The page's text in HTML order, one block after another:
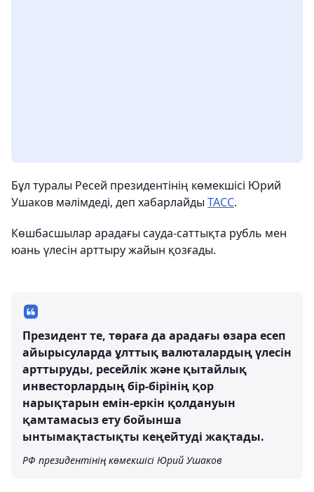
Бұл туралы Ресей президентінің көмекшісі Юрий
Ушаков мәлімдеді, деп хабарлайды ТАСС.
Көшбасшылар арадағы сауда-саттықта рубль мен
юань үлесін арттыру жайын қозғады.
Президент те, төраға да арадағы өзара есеп
айырысуларда ұлттық валюталардың үлесін
арттыруды, ресейлік және қытайлық
инвесторлардың бір-бірінің қор
нарықтарын емін-еркін қолдануын
қамтамасыз ету бойынша
ынтымақтастықты кеңейтуді жақтады.
РФ президентінің көмекшісі Юрий Ушаков